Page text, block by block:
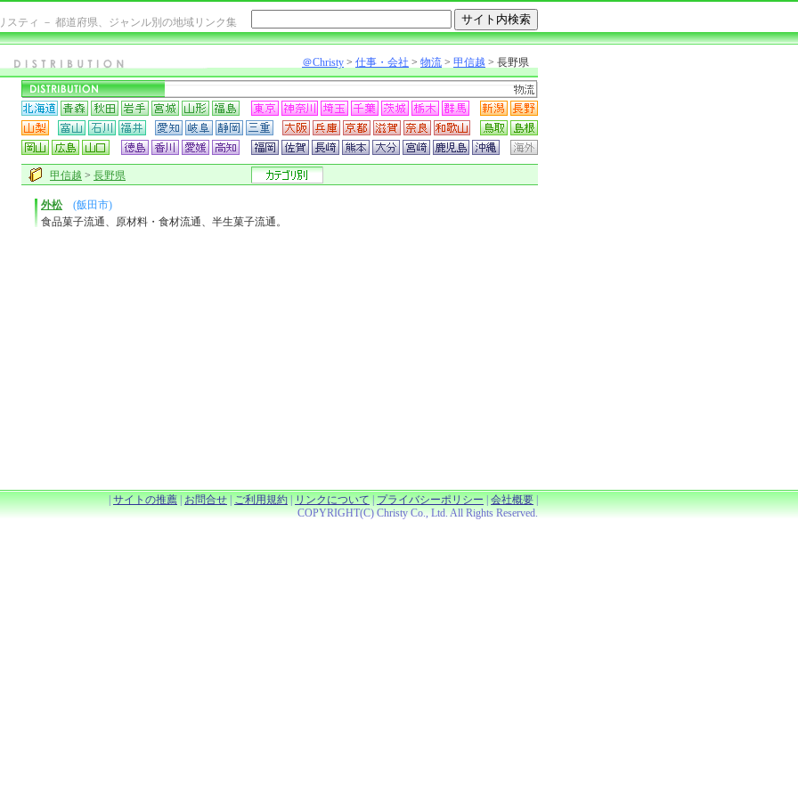
スティ － 都道府県、ジャンル別の地域リンク集
＠Christy > 仕事・会社 > 物流 > 甲信越 > 長野県
甲信越 > 長野県
外松
(飯田市)
食品菓子流通、原材料・食材流通、半生菓子流通。
|サイトの推薦|お問合せ|ご利用規約|リンクについて|プライバシーポリシー|会社概要|
COPYRIGHT(C) Christy Co., Ltd. All Rights Reserved.